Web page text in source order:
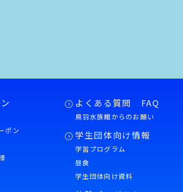
ポン
よくある質問 FAQ
鳥羽水族館からのお願い
学生団体向け情報
学習プログラム
昼食
学生団体向け資料